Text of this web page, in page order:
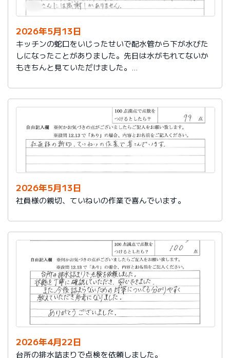
2026年5月13日
キッチンの蛇口をいじったせいで配水管から下が水びた
しになったことがありました。先日は水がもれてないか
もきちんと見ていただけました。
で知りました。
社員さんには感謝しかありません。
2026年5月13日
社員様の親切、ていねいの作業で喜んでいます。
2026年4月22日
台所の排水詰まりで点検を依頼しました。